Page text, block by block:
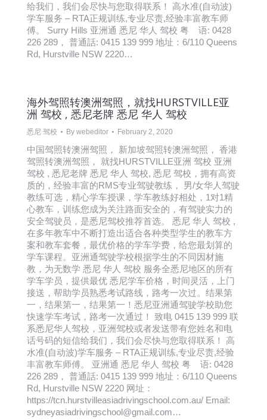
给我们，我们会尽快与您取得联系！ 高水准(自动波)
学车服务 – RTA正规训练,专业尽责,经验丰富教车师
傅。 Surry Hills 亚洲通 悉尼 华人 驾校 粤 语: 0428
226 289， 普通話: 0415 139 999 地址：6/110 Queens
Rd, Hurstville NSW 2220…
海外驾照转澳洲驾照，就找HURSTVILLE亚
洲 驾校 , 悉尼老牌 悉尼 华人 驾校
悉尼 驾校 By webeditor February 2, 2020
中国驾照转澳洲驾照， 新加坡驾照转澳洲驾照， 香港
驾照转澳洲驾照， 就找HURSTVILLE亚洲 驾校 亚洲
驾校 , 悉尼老牌 悉尼 华人 驾校, 悉尼 驾校，拥有高资
质的，经验丰富的RMS专业驾驶教练， 男/女华人驾驶
教练可选，精心学车授课，学车教练好相处，1对1精
心教车，训练您成为关注路面安全的，有驾驶实力的
安全驾驶员，是悉尼驾校推荐首选。 悉尼 华人 驾校 ,
在多年教车中不断打造出适合各种类型学生的教车方
案和教车套餐，最优价格的学车学费，给您最划算的
学车课程。亚洲通驾驶学校根据学生的不同因材施
教，为无数学 悉尼 华人 驾校 服务全悉尼地区的所有
学车学员，提供最优 悉尼学车价格，时间灵活，上门
接送，帮助学员熟悉考试路线，路考一次过。结果第
一，结果第一，结果第一！悉尼亚洲通驾驶学校助您
快速学车考试，路考一次通过！ 致电 0415 139 999 联
系悉尼华人驾校，亚洲驾校或者发送带有您姓名和电
话号码的短信给我们，我们会尽快与您取得联系！ 高
水准(自动波)学车服务 – RTA正规训练,专业尽责,经验
丰富教车师傅。 亚洲通 悉尼 华人 驾校 粤 语: 0428
226 289， 普通話: 0415 139 999 地址：6/110 Queens
Rd, Hurstville NSW 2220 网址：
https://tcn.hurstvilleasiadrivingschool.com.au/ Email:
sydneyasiadrivingschool@gmail.com…